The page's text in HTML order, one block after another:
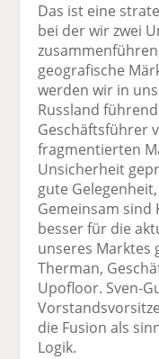
Das ist eine
bei der wir zwei
geografische
werden wir in
Russland
Geschäftsführer
fragmentierten
Unsicherheit
gute
Gemeinsam
besser für die
unseres Marktes
Therman,
Upofloor. Sven-
die Fusion als
Logik.